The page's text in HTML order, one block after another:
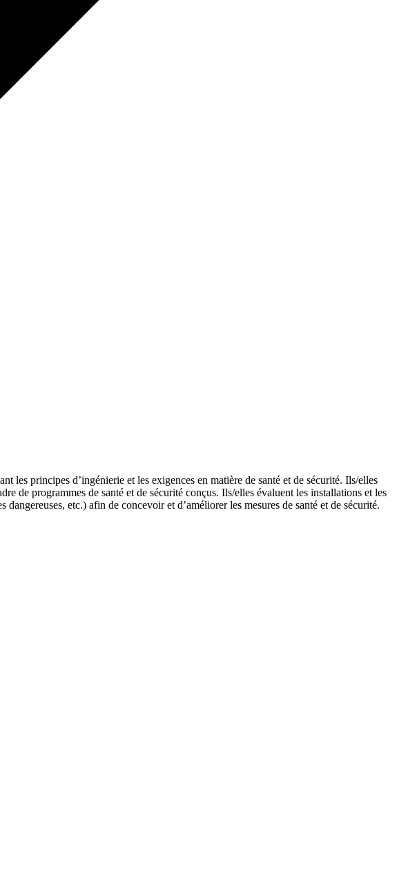
les principes d’ingénierie et les exigences en matière de santé et de sécurité. Ils/elles
de programmes de santé et de sécurité conçus. Ils/elles évaluent les installations et les
etc.) afin de concevoir et d’améliorer les mesures de santé et de sécurité.